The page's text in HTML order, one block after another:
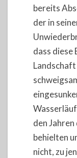
bereits
der in
dass diese
Landschaft
den
behielten
nicht, zu